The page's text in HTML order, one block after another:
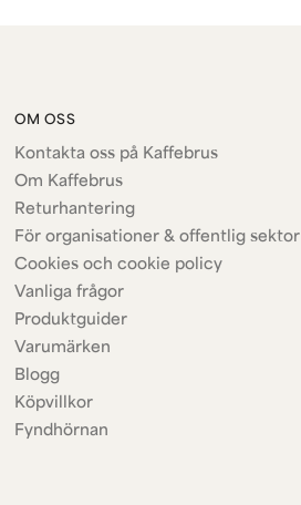
OM OSS
Kontakta oss på Kaffebrus
Om Kaffebrus
Returhantering
För organisationer & offentlig sektor
Cookies och cookie policy
Vanliga frågor
Produktguider
Varumärken
Blogg
Köpvillkor
Fyndhörnan